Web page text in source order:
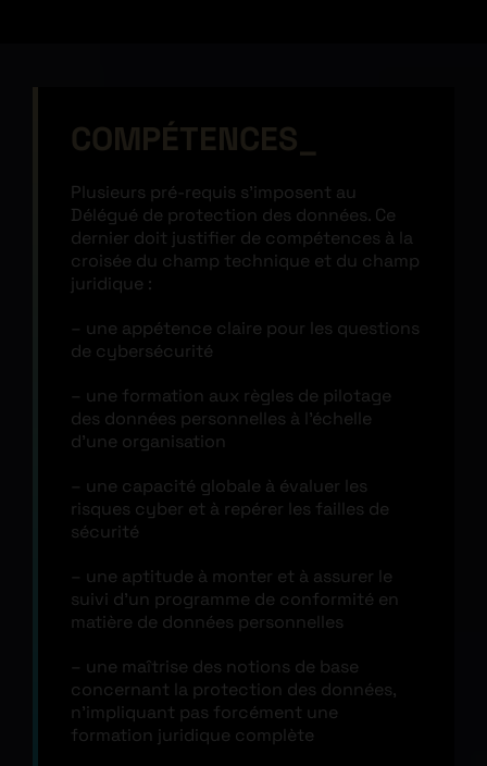
COMPÉTENCES
Plusieurs pré-requis s’imposent au
Délégué de protection des données. Ce
dernier doit justifier de compétences à la
croisée du champ technique et du champ
juridique :
– une appétence claire pour les questions
de cybersécurité
– une formation aux règles de pilotage
des données personnelles à l’échelle
d’une organisation
– une capacité globale à évaluer les
risques cyber et à repérer les failles de
sécurité
– une aptitude à monter et à assurer le
suivi d’un programme de conformité en
matière de données personnelles
– une maîtrise des notions de base
concernant la protection des données,
n’impliquant pas forcément une
formation juridique complète